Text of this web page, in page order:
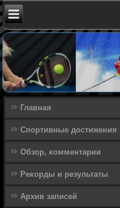
Главная
Спортивные достижения
Обзор, комментарии
Рекорды и результаты
Архив записей